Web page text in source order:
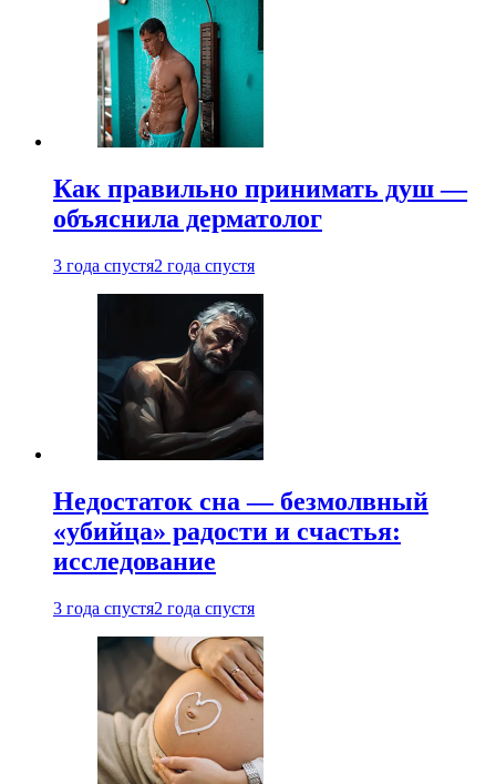
Как правильно принимать душ —
объяснила дерматолог
3 года спустя2 года спустя
Недостаток сна — безмолвный
«убийца» радости и счастья:
исследование
3 года спустя2 года спустя